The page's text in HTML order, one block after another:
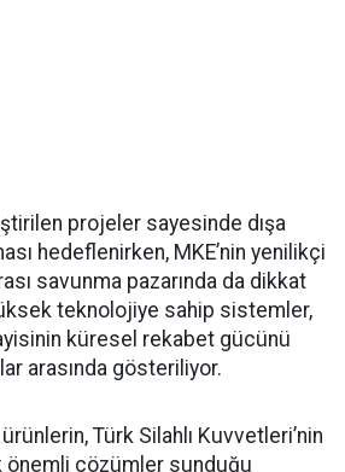
projeler sayesinde dışa
hedeflenirken, MKE’nin yenilikçi
savunma pazarında da dikkat
teknolojiye sahip sistemler,
küresel rekabet gücünü
arasında gösteriliyor.
Türk Silahlı Kuvvetleri’nin
önemli çözümler sunduğu